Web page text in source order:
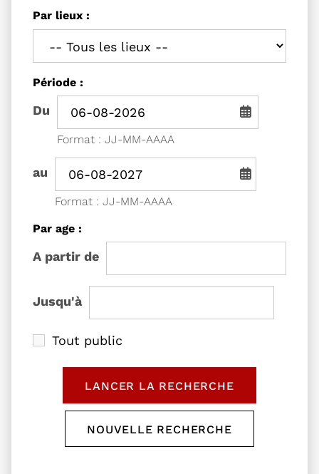
Filtrer les événements
Par lieux :
Filtrer les événements par
Période :
Du Période de recherche - Date de début
Format : JJ-MM-AAAA
au Période de recherche - Date de fin
Format : JJ-MM-AAAA
Filtrer les événements
Par age :
A partir del'âge de
Jusqu'àl'âge de
Tout public
LANCER LA RECHERCHE
DES ÉVÉNEMENTS
NOUVELLE RECHERCHE
RÉINITIALISER LE